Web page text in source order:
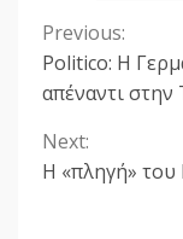
Continue
Reading
Previous:
Politico: Η
απέναντι στην
Next:
Η «πληγή» του